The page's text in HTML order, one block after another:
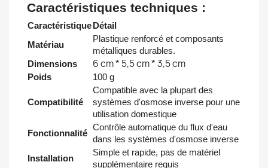
Caractéristiques techniques :
CaractéristiqueDétail
Matériau
Plastique renforcé et composants
métalliques durables.
Dimensions
6 cm * 5,5 cm * 3,5 cm
Poids 100 g
Compatibilité
Compatible avec la plupart des
systèmes d'osmose inverse pour une
utilisation domestique
Fonctionnalité
Contrôle automatique du flux d'eau
dans les systèmes d'osmose inverse
Installation
Simple et rapide, pas de matériel
supplémentaire requis